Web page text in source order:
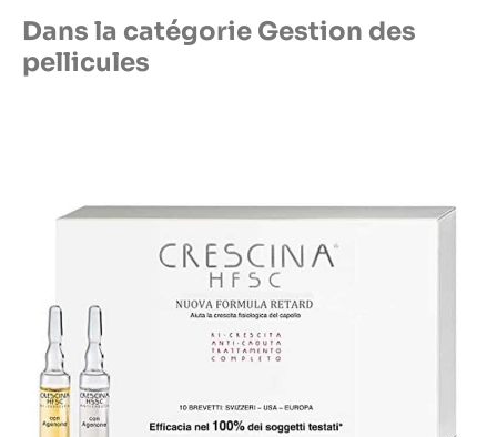
Dans la catégorie Gestion des
pellicules